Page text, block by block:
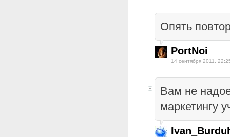
Опять
PortNoi
14 сентября 2011,
Вам не
маркетингу